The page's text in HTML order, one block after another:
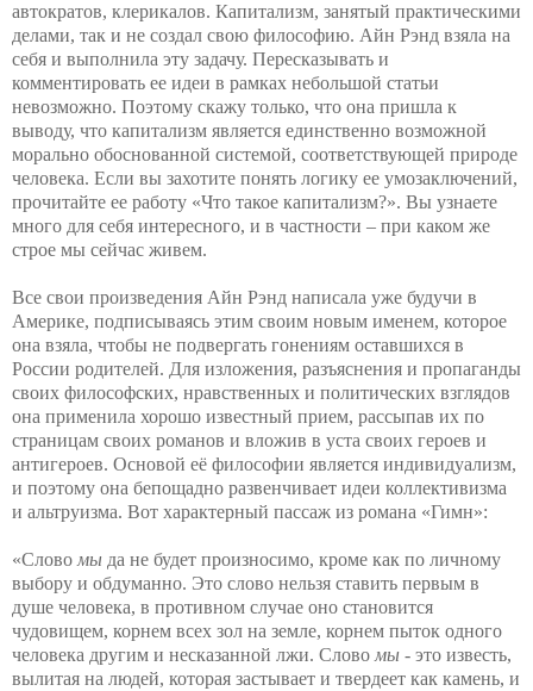
автократов, клерикалов. Капитализм, занятый практическими
делами, так и не создал свою философию. Айн Рэнд взяла на
себя и выполнила эту задачу. Пересказывать и
комментировать ее идеи в рамках небольшой статьи
невозможно. Поэтому скажу только, что она пришла к
выводу, что капитализм является единственно возможной
морально обоснованной системой, соответствующей природе
человека. Если вы захотите понять логику ее умозаключений,
прочитайте ее работу «Что такое капитализм?». Вы узнаете
много для себя интересного, и в частности – при каком же
строе мы сейчас живем.
Все свои произведения Айн Рэнд написала уже будучи в
Америке, подписываясь этим своим новым именем, которое
она взяла, чтобы не подвергать гонениям оставшихся в
России родителей. Для изложения, разъяснения и пропаганды
своих философских, нравственных и политических взглядов
она применила хорошо известный прием, рассыпав их по
страницам своих романов и вложив в уста своих героев и
антигероев. Основой её философии является индивидуализм,
и поэтому она бепощадно развенчивает идеи коллективизма
и альтруизма. Вот характерный пассаж из романа «Гимн»:
«Слово мы да не будет произносимо, кроме как по личному
выбору и обдуманно. Это слово нельзя ставить первым в
душе человека, в противном случае оно становится
чудовищем, корнем всех зол на земле, корнем пыток одного
человека другим и несказанной лжи. Слово мы - это известь,
вылитая на людей, которая застывает и твердеет как камень, и